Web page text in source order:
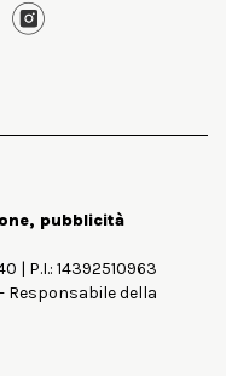
pubblicità
| P.I.: 14392510963
della